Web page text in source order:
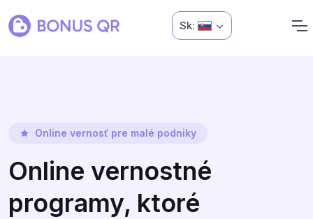
Sk:
Online vernosť pre malé podniky
Online vernostné
programy, ktoré